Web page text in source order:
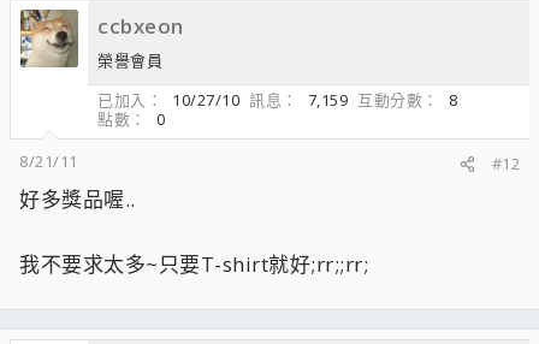
ccbxeon
榮譽會員
已加入
10/27/10 訊息 7,159 互動分數
8
點數
0
8/21/11
#12
好多獎品喔..
我不要求太多~只要T-shirt就好;rr;;rr;